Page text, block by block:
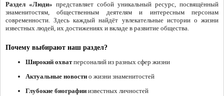
Раздел «Люди» представляет собой уникальный ресурс, посвящённый
знаменитостям, общественным деятелям и интересным персонам
современности. Здесь каждый найдёт увлекательные истории о жизни
известных людей, их достижениях и вкладе в развитие общества.
Почему выбирают наш раздел?
Широкий охватперсоналий из разных сфер жизни
Актуальные новости о жизни знаменитостей
Глубокие биографии известных личностей